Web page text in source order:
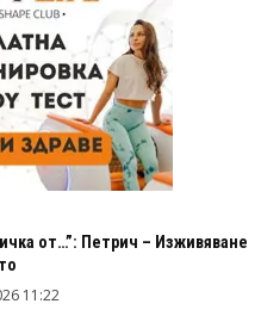
от…”: Петрич – Изживяване
11:22